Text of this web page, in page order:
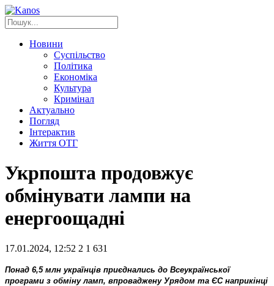
Новини
Суспільство
Політика
Економіка
Культура
Кримінал
Актуально
Погляд
Інтерактив
Життя ОТГ
Укрпошта продовжує
обмінувати лампи на
енергоощадні
17.01.2024, 12:52 2 1 631
Понад 6,5 млн українців приєднались до Всеукраїнської
програми з обміну ламп, впроваджену Урядом та ЄС наприкінці